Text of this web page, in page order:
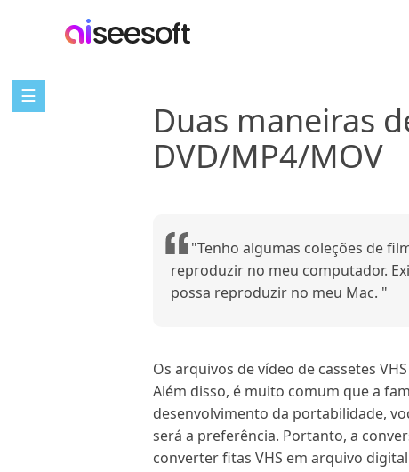
☰
Duas maneiras
DVD/MP4/MOV
"Tenho algumas coleções de
reproduzir no meu computador.
possa reproduzir no meu Mac. "
Os arquivos de vídeo de cassetes
Além disso, é muito comum que a
desenvolvimento da portabilidade,
será a preferência. Portanto, a
converter fitas VHS em arquivo